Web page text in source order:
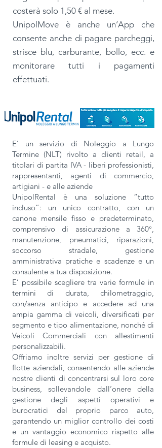
costerà solo 1,50 € al mese.
UnipolMove è anche un’App che
consente anche di pagare parcheggi,
strisce blu, carburante, bollo, ecc. e
monitorare tutti i pagamenti
effettuati.
E’ un servizio di Noleggio a Lungo
Termine (NLT) rivolto a clienti retail, a
titolari di partita IVA - liberi professionisti,
rappresentanti, agenti di commercio,
artigiani - e alle aziende
UnipolRental è una soluzione “tutto
incluso”: un unico contratto, con un
canone mensile fisso e predeterminato,
comprensivo di assicurazione a 360°,
manutenzione, pneumatici, riparazioni,
soccorso stradale, gestione
amministrativa pratiche e scadenze e un
consulente a tua disposizione.
E’ possibile scegliere tra varie formule in
termini di durata, chilometraggio,
con/senza anticipo e accedere ad una
ampia gamma di veicoli, diversificati per
segmento e tipo alimentazione, nonché di
Veicoli Commerciali con allestimenti
personalizzabili.
Offriamo inoltre servizi per gestione di
flotte aziendali, consentendo alle aziende
nostre clienti di concentrarsi sul loro core
business, sollevandole dall’onere della
gestione degli aspetti operativi e
burocratici del proprio parco auto,
garantendo un miglior controllo dei costi
e un vantaggio economico rispetto alle
formule di leasing e acquisto.